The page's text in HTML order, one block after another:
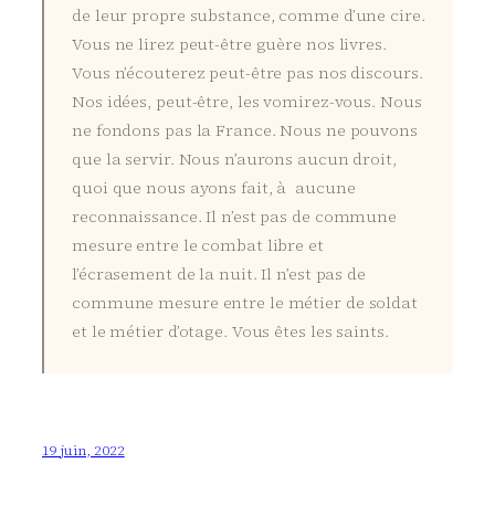
de leur propre substance, comme d’une cire.
Vous ne lirez peut-être guère nos livres.
Vous n’écouterez peut-être pas nos discours.
Nos idées, peut-être, les vomirez-vous. Nous
ne fondons pas la France. Nous ne pouvons
que la servir. Nous n’aurons aucun droit,
quoi que nous ayons fait, à aucune
reconnaissance. Il n’est pas de commune
mesure entre le combat libre et
l’écrasement de la nuit. Il n’est pas de
commune mesure entre le métier de soldat
et le métier d’otage. Vous êtes les saints.
19 juin, 2022